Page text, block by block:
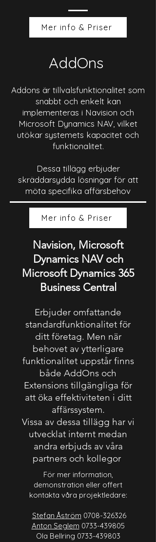
Mer info & Priser
AddOns
Addons är tillvalsfunktionalitet som
snabbt och enkelt kan
implementeras i Navision och
Microsoft Dynamics NAV, vilket
utökar systemets kapacitet och
funktionalitet.
Dessa tillägg erbjuder
skräddarsydda lösningar för att
möta specifika affärsbehov
Mer info & Priser
Navision, Microsoft
Dynamics NAV och
Microsoft Dynamics 365
Business Central
Erbjuder omfattande
standardfunktionalitet för
ditt företag. Men när
behovet av ytterligare
funktionalitet uppstår finns
både AddOns och
Extensions tillgängliga för
att öka effektiviteten i ditt
affärssystem.
Vissa av dessa tillägg har vi
utvecklat internt medan
andra erbjuds av våra
partners och kollegor
För mer information,
demonstration eller offert
kontakta våra projektledare:
Stefan Åström 0708-326326
Anton Seglem 0733-439805
Ola Bellring 0733-439803